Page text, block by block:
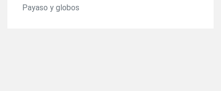
Payaso y globos